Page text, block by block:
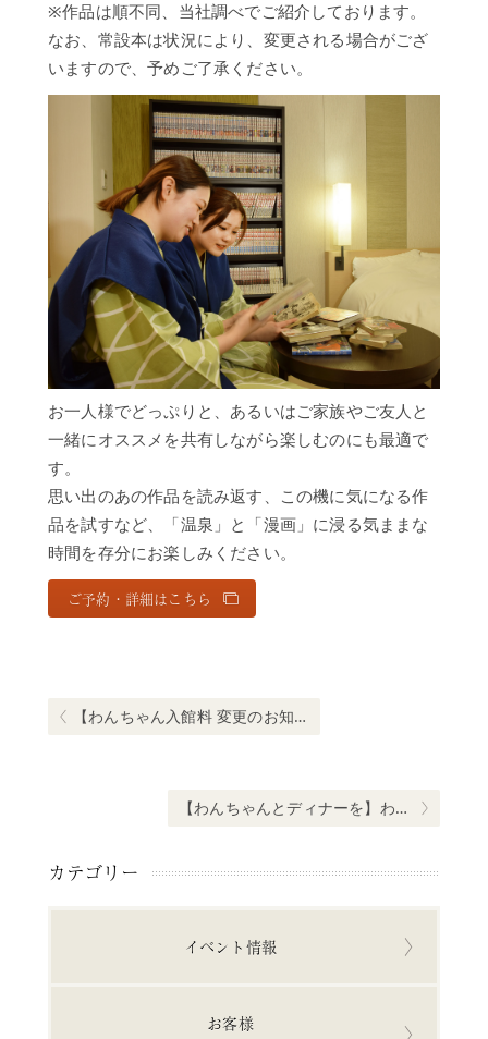
※作品は順不同、当社調べでご紹介しております。
なお、常設本は状況により、変更される場合がござ
いますので、予めご了承ください。
お一人様でどっぷりと、あるいはご家族やご友人と
一緒にオススメを共有しながら楽しむのにも最適で
す。
思い出のあの作品を読み返す、この機に気になる作
品を試すなど、「温泉」と「漫画」に浸る気ままな
時間を存分にお楽しみください。
ご予約・詳細はこちら
ナ
ョ
ン
Previous post:
【わんちゃん入館料 変更のお知らせ】
Next post:
【わんちゃんとディナーを】わんちゃんルームお部屋食プランが登場！
カテゴリー
イベント情報
お客様